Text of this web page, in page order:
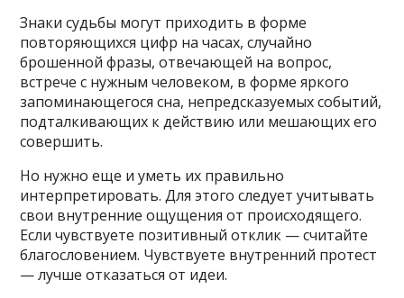
Знаки судьбы могут приходить в форме
повторяющихся цифр на часах, случайно
брошенной фразы, отвечающей на вопрос,
встрече с нужным человеком, в форме яркого
запоминающегося сна, непредсказуемых событий,
подталкивающих к действию или мешающих его
совершить.
Но нужно еще и уметь их правильно
интерпретировать. Для этого следует учитывать
свои внутренние ощущения от происходящего.
Если чувствуете позитивный отклик — считайте
благословением. Чувствуете внутренний протест
— лучше отказаться от идеи.